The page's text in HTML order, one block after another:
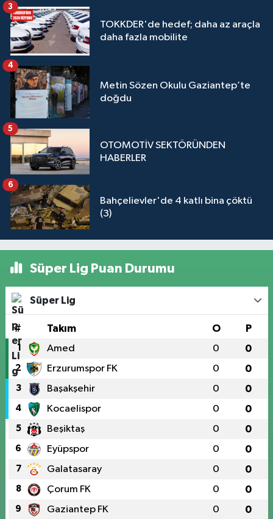
TOKKDER'de hedef; daha az araçla
daha fazla mobilite
3
Metin Sözen Okulu Gaziantep’te
doğdu
4
OTOMOTİV SEKTÖRÜNDEN
HABERLER
5
Bahçelievler'de 4 katlı bina çöktü
(3)
6
Süper Lig Puan Durumu
Süper Lig
# Takım O P
1 Amed 0 0
2 Erzurumspor FK 0 0
3 Başakşehir 0 0
4 Kocaelispor 0 0
5 Beşiktaş 0 0
6 Eyüpspor 0 0
7 Galatasaray 0 0
8 Çorum FK 0 0
9 Gaziantep FK 0 0